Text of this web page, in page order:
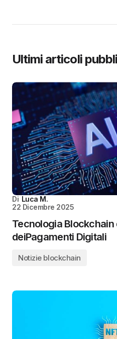
Ultimi articoli
Di Luca M.
22 Dicembre 2025
Tecnologia Blockchain
deiPagamenti Digitali
Notizie blockchain